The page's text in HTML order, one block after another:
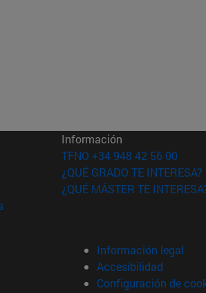
ventana)
ventana)
nueva ventana)
(abre en nueva ventana)
en nueva ventana)
Información
TFNO +34 948 42 56 00
¿QUÉ GRADO TE INTERESA?
¿QUÉ MÁSTER TE
Información legal
Accesibilidad
Configuración de